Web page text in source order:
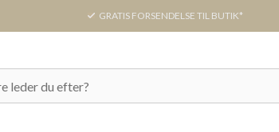
GRATIS FORSENDELSE TIL BUTIK*